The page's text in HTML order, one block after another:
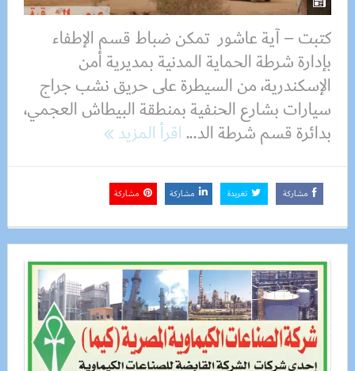
كتبت – آية عاشور تمكن ضباط قسم الإطفاء
بإدارة شرطة الحماية المدنية بمديرية أمن
الإسكندرية، من السيطرة على حريق نشب جراج
سيارات بشارع الحنفية بمنطقة البيطاش العجمي،
بدائرة قسم شرطة الد...اقرأ المزيد
مشاركة تغريدة مشاركة مشاركة